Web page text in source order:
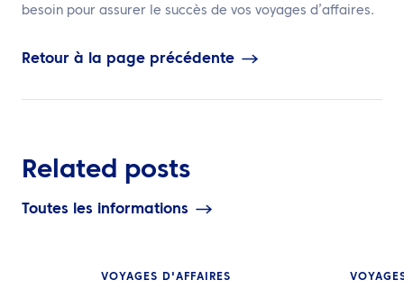
besoin pour assurer le succès de vos voyages d’affaires.
Retour à la page précédente
Related posts
Toutes les informations
VOYAGES D'AFFAIRES